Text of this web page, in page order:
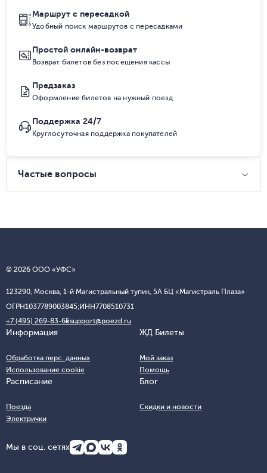
Маршрут с пересадкой
Удобный поиск маршрутов с пересадками
Простой онлайн-возврат
Возврат билетов без посещения кассы
Предзаказ
Оформление билетов на нужный поезд
Поддержка 24/7
Круглосуточная поддержка покупателей
Частые вопросы
© 2026 ООО «УФС»
123290, Москва, 1-й Магистральный тупик, 5А БЦ «Магистраль Плаза»
ОГРН1037789003845;ИНН7708510731
+7 (495) 269-83-65support@poezd.ru
Информация
Обработка перс. данных
Использование cookie
ЖД Билеты
Мой заказ
Помощь
Расписание
Поезда
Электрички
Блог
Скидки и новости
Мы в соц. сетях